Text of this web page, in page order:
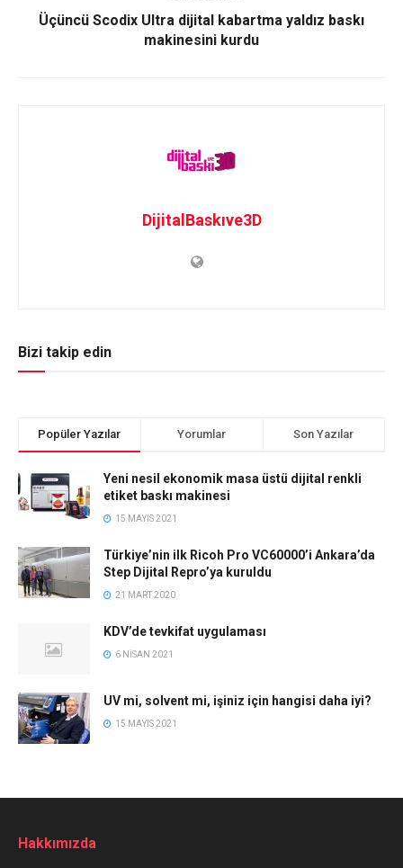
Üçüncü Scodix Ultra dijital kabartma yaldız baskı
makinesini kurdu
DijitalBaskıve3D
Bizi takip edin
Popüler Yazılar Yorumlar Son Yazılar
Yeni nesil ekonomik masa üstü dijital renkli
etiket baskı makinesi
15 MAYIS 2021
Türkiye’nin ilk Ricoh Pro VC60000’i Ankara’da
Step Dijital Repro’ya kuruldu
21 MART 2020
KDV’de tevkifat uygulaması
6 NISAN 2021
UV mi, solvent mi, işiniz için hangisi daha iyi?
15 MAYIS 2021
Hakkımızda